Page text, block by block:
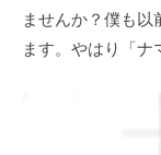
ませんか？僕も以
ます。やはり「ナ